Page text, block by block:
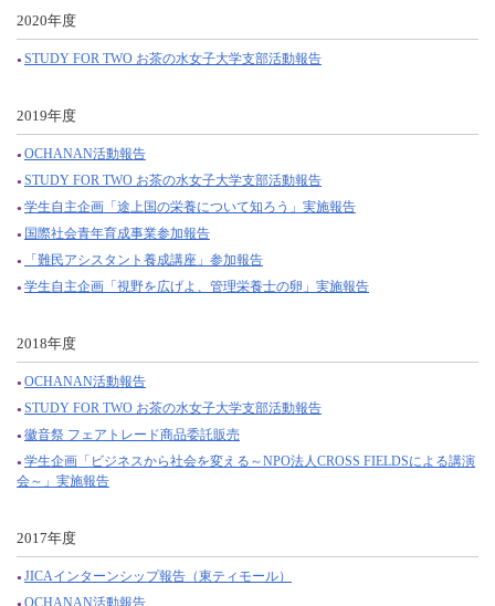
2020年度
STUDY FOR TWO お茶の水女子大学支部活動報告
2019年度
OCHANAN活動報告
STUDY FOR TWO お茶の水女子大学支部活動報告
学生自主企画「途上国の栄養について知ろう」実施報告
国際社会青年育成事業参加報告
「難民アシスタント養成講座」参加報告
学生自主企画「視野を広げよ、管理栄養士の卵」実施報告
2018年度
OCHANAN活動報告
STUDY FOR TWO お茶の水女子大学支部活動報告
徽音祭 フェアトレード商品委託販売
学生企画「ビジネスから社会を変える～NPO法人CROSS FIELDSによる講演
会～」実施報告
2017年度
JICAインターンシップ報告（東ティモール）